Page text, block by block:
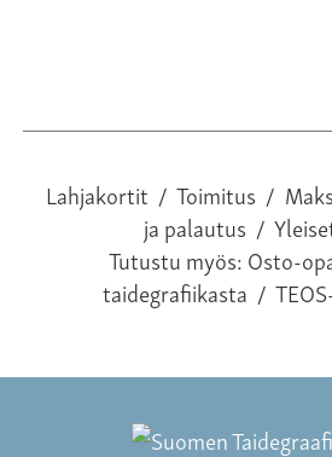
Lahjakortit / Toimitus /
ja palautus /
Tutustu myös:Osto-
taidegrafiikasta /